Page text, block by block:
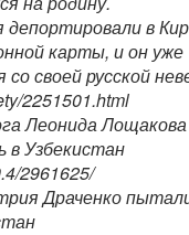
депортировали в
карты, и он уже
своей русской
2251501.html
Леонида Лощакова
Узбекистан
2961625/
Драченко